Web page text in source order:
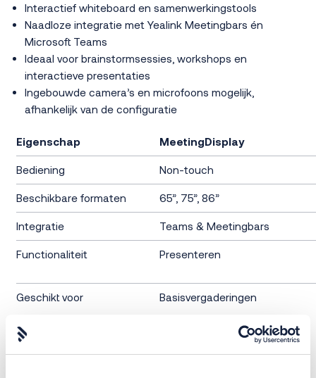
Interactief whiteboard en samenwerkingstools
Naadloze integratie met Yealink Meetingbars én
Microsoft Teams
Ideaal voor brainstormsessies, workshops en
interactieve presentaties
Ingebouwde camera’s en microfoons mogelijk,
afhankelijk van de configuratie
Eigenschap MeetingDisplay
Bediening Non-touch
Beschikbare formaten 65”, 75”, 86”
Integratie Teams & Meetingbars
Functionaliteit Presenteren
Geschikt voor Basisvergaderingen